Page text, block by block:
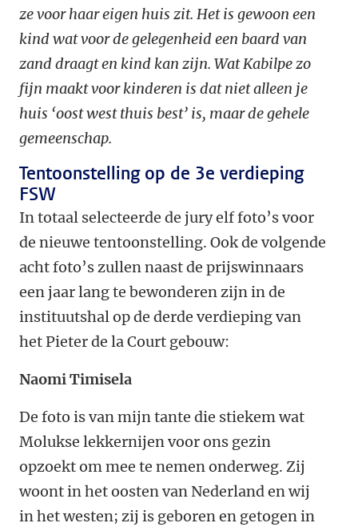
ze voor haar eigen huis zit. Het is gewoon een
kind wat voor de gelegenheid een baard van
zand draagt en kind kan zijn. Wat Kabilpe zo
fijn maakt voor kinderen is dat niet alleen je
huis ‘oost west thuis best’ is, maar de gehele
gemeenschap.
Tentoonstelling op de 3e verdieping
FSW
In totaal selecteerde de jury elf foto’s voor
de nieuwe tentoonstelling. Ook de volgende
acht foto’s zullen naast de prijswinnaars
een jaar lang te bewonderen zijn in de
instituutshal op de derde verdieping van
het Pieter de la Court gebouw:
Naomi Timisela
De foto is van mijn tante die stiekem wat
Molukse lekkernijen voor ons gezin
opzoekt om mee te nemen onderweg. Zij
woont in het oosten van Nederland en wij
in het westen; zij is geboren en getogen in